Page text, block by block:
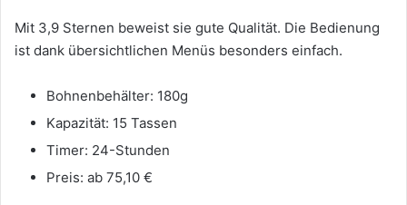
Mit 3,9 Sternen beweist sie gute Qualität. Die Bedienung
ist dank übersichtlichen Menüs besonders einfach.
Bohnenbehälter: 180g
Kapazität: 15 Tassen
Timer: 24-Stunden
Preis: ab 75,10 €